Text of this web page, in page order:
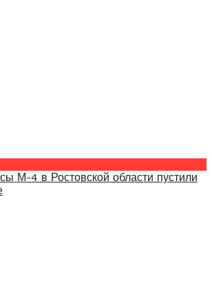
М-4 в Ростовской области пустили